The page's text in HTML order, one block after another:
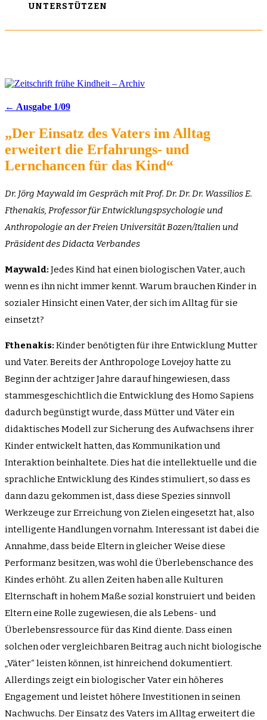
UNTERSTÜTZEN
← Ausgabe 1/09
„Der Einsatz des Vaters im Alltag
erweitert die Erfahrungs- und
Lernchancen für das Kind“
Dr. Jörg Maywald im Gespräch mit Prof. Dr. Dr. Dr. Wassilios E.
Fthenakis, Professor für Entwicklungspsychologie und
Anthropologie an der Freien Universität Bozen/Italien und
Präsident des Didacta Verbandes
Maywald: Jedes Kind hat einen biologischen Vater, auch
wenn es ihn nicht immer kennt. Warum brauchen Kinder in
sozialer Hinsicht einen Vater, der sich im Alltag für sie
einsetzt?
Fthenakis: Kinder benötigten für ihre Entwicklung Mutter
und Vater. Bereits der Anthropologe Lovejoy hatte zu
Beginn der achtziger Jahre darauf hingewiesen, dass
stammesgeschichtlich die Entwicklung des Homo Sapiens
dadurch begünstigt wurde, dass Mütter und Väter ein
didaktisches Modell zur Sicherung des Aufwachsens ihrer
Kinder entwickelt hatten, das Kommunikation und
Interaktion beinhaltete. Dies hat die intellektuelle und die
sprachliche Entwicklung des Kindes stimuliert, so dass es
dann dazu gekommen ist, dass diese Spezies sinnvoll
Werkzeuge zur Erreichung von Zielen eingesetzt hat, also
intelligente Handlungen vornahm. Interessant ist dabei die
Annahme, dass beide Eltern in gleicher Weise diese
Performanz besitzen, was wohl die Überlebenschance des
Kindes erhöht. Zu allen Zeiten haben alle Kulturen
Elternschaft in hohem Maße sozial konstruiert und beiden
Eltern eine Rolle zugewiesen, die als Lebens- und
Überlebensressource für das Kind diente. Dass einen
solchen oder vergleichbaren Beitrag auch nicht biologische
„Väter“ leisten können, ist hinreichend dokumentiert.
Allerdings zeigt ein biologischer Vater ein höheres
Engagement und leistet höhere Investitionen in seinen
Nachwuchs. Der Einsatz des Vaters im Alltag erweitert die